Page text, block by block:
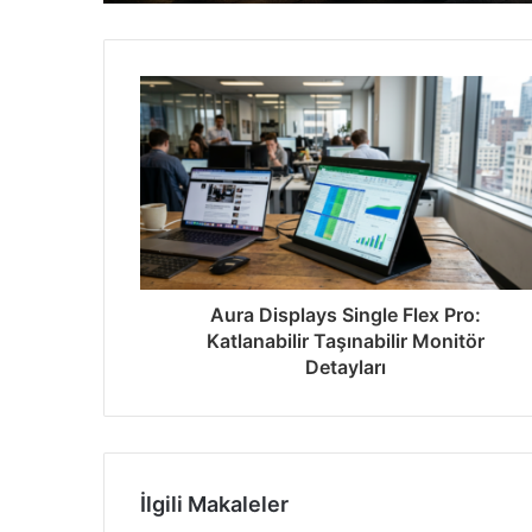
Intel Dev Çipler İçin Kritik Engeli Aştı:
1 hafta önce
Yeni Nesil Opel Corsa 2027’de
1 hafta önce
Samsung Katlanabilir Telefonlar
1 hafta önce
Aura Displays Single Flex Pro:
Katlanabilir Taşınabilir Monitör
Detayları
İlgili Makaleler